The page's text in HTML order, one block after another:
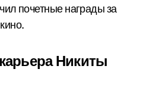
почетные награды за
Никиты